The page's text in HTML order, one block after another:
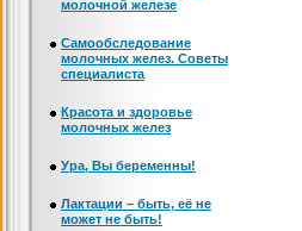
молочной железе
Самообследование
молочных желез. Советы
специалиста
Красота и здоровье
молочных желез
Ура, Вы беременны!
Лактации – быть, её не
может не быть!